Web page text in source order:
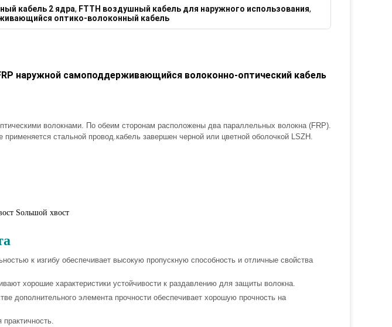
кабель 2 ядра, FTTH воздушный кабель для наружного использования,
оптико-волоконный кабель
наружной самоподдерживающийся волоконно-оптический кабель
волокнами. По обеим сторонам расположены два параллельных волокна (FRP).
применяется стальной провод.кабель завершен черной или цветной оболочкой LSZH.
Ѕольшой хвост
к изгибу обеспечивает высокую пропускную способность и отличные свойства
хорошие характеристики устойчивости к раздавлению для защиты волокна.
дополнительного элемента прочности обеспечивает хорошую прочность на
практичность.